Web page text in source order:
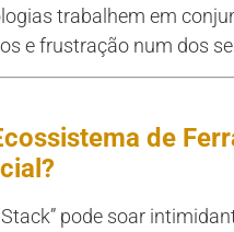
trabalhem em
e frustração num dos
de
pode soar